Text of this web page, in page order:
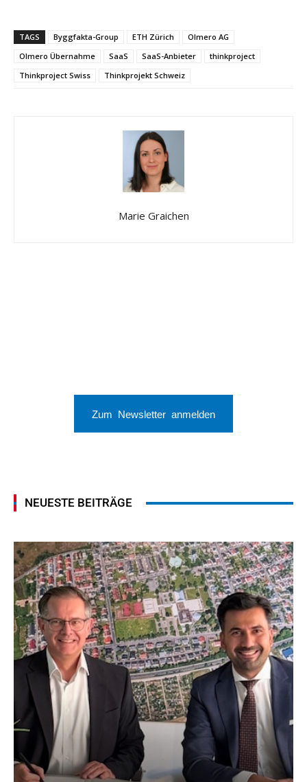
TAGS Byggfakta-Group ETH Zürich
Olmero AG
Olmero Übernahme
SaaS SaaS-Anbieter
thinkproject
Thinkproject Swiss
Thinkprojekt Schweiz
Marie Graichen
Zum Newsletter anmelden
NEUESTE BEITRÄGE